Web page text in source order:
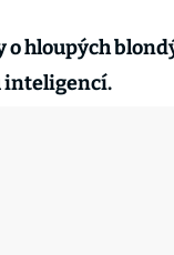
hloupých
inteligencí.